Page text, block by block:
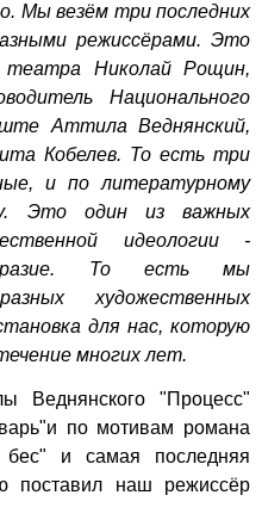
Мы везём три последних
режиссёрами. Это
театра Николай Рощин,
Национального
Аттила Веднянский,
Кобелев. То есть три
и по литературному
Это один из важных
идеологии -
То есть мы
художественных
для нас, которую
многих лет.
Веднянского "Процесс"
по мотивам романа
и самая последняя
поставил наш режиссёр